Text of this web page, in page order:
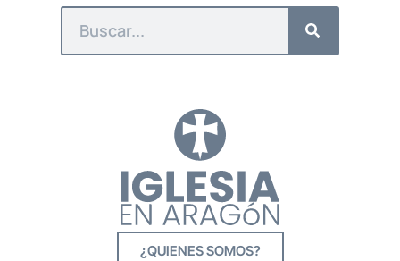
¿QUIENES SOMOS?